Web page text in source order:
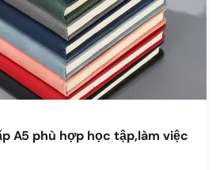
A5 phù hợp học tập,làm việc